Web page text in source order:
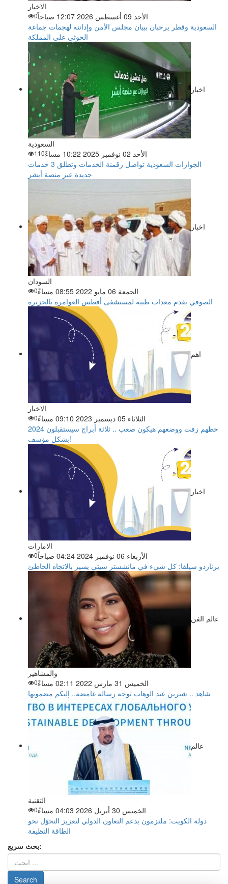
الاخبار
الأحد 09 أغسطس 2026 12:07 صباحاً
0
السعودية وقطر يرحبان ببيان مجلس الأمن وإدانته لهجمات جماعة
الحوثى على المملكة
اخبار
السعودية
الأحد 02 نوفمبر 2025 10:22 مساءً
110
الجوازات السعودية تواصل رقمنة الخدمات وتطلق 3 خدمات
جديدة عبر منصة أبشر
اخبار
السودان
الجمعة 06 مايو 2022 08:55 مساءً
0
الصوفي يقدم معدات طبية لمستشفى أفطس العوامرة بالجزيرة
اهم
الاخبار
الثلاثاء 05 ديسمبر 2023 09:10 مساءً
0
حظهم زفت ووضعهم هيكون صعب .. ثلاثة أبراج سيستقبلون 2024
بشكل مؤسف!
اخبار
الامارات
الأربعاء 06 نوفمبر 2024 04:24 صباحاً
0
برناردو سيلفا: كل شيء في مانشستر سيتي يسير بالاتجاه الخاطئ
عالم الفن
والمشاهير
الخميس 31 مارس 2022 02:11 مساءً
0
شاهد .. شيرين عبد الوهاب توجه رسالة غامضة.. إليكم مضمونها
عالم
التقنية
الخميس 30 أبريل 2026 04:03 مساءً
0
دولة الكويت: ملتزمون بدعم التعاون الدولي لتعزيز التحوّل نحو
الطاقة النظيفة
بحث سريع: